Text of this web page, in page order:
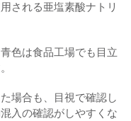
される亜塩素酸ナトリ
色は食品工場でも目立
場合も、目視で確認し
入の確認がしやすくな